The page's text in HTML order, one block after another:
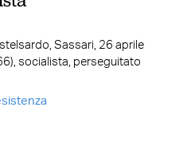
Sassari, 26 aprile
socialista, perseguitato